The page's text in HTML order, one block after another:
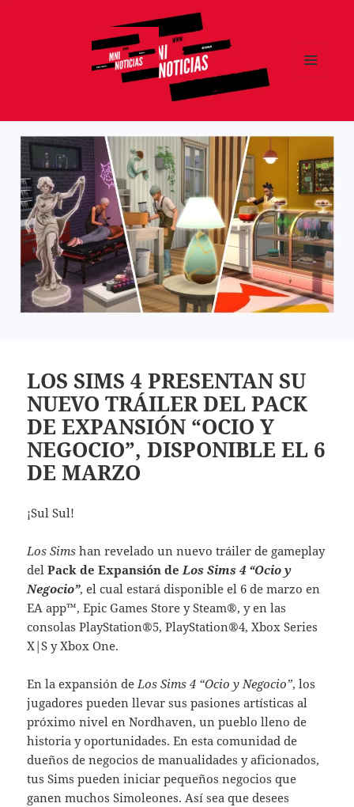
LOS SIMS 4 PRESENTAN SU
NUEVO TRÁILER DEL PACK
DE EXPANSIÓN “OCIO Y
NEGOCIO”, DISPONIBLE EL 6
DE MARZO
¡Sul Sul!
Los Sims han revelado un nuevo tráiler de gameplay
delPack de Expansión de Los Sims 4 “Ocio y
Negocio”, el cual estará disponible el 6 de marzo en
EA app™, Epic Games Store y Steam®, y en las
consolas PlayStation®5, PlayStation®4, Xbox Series
X|S y Xbox One.
En la expansión de Los Sims 4 “Ocio y Negocio”, los
jugadores pueden llevar sus pasiones artísticas al
próximo nivel en Nordhaven, un pueblo lleno de
historia y oportunidades. En esta comunidad de
dueños de negocios de manualidades y aficionados,
tus Sims pueden iniciar pequeños negocios que
ganen muchos Simoleones. Así sea que desees